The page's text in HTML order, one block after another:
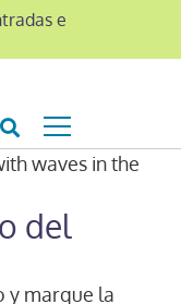
e
del
y marque la